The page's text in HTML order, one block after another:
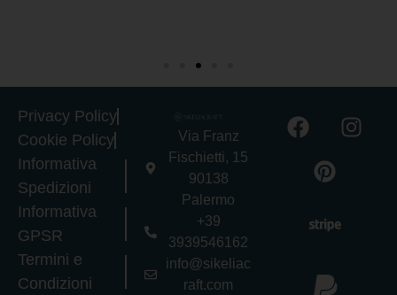
Privacy Policy
Cookie Policy
Informativa
Spedizioni
Informativa
GPSR
Termini e
Condizioni
Via Franz
Fischietti, 15
90138
Palermo
+39
3939546162
info@sikeliac
raft.com